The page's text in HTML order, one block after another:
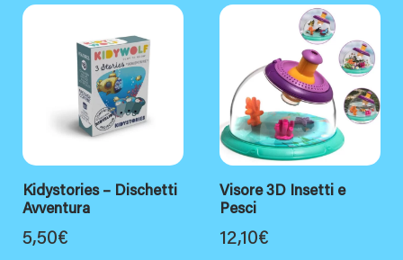
Kidystories – Dischetti
Avventura
5,50€
Visore 3D Insetti e
Pesci
12,10€